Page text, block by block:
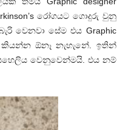
රෝගයට ගොදුරු වුනු
වෙනවා සේම එය Graphic
ඕනෑ නැහැනේ. ඉතින්
වෙනුවෙන්මයි. එය නම්